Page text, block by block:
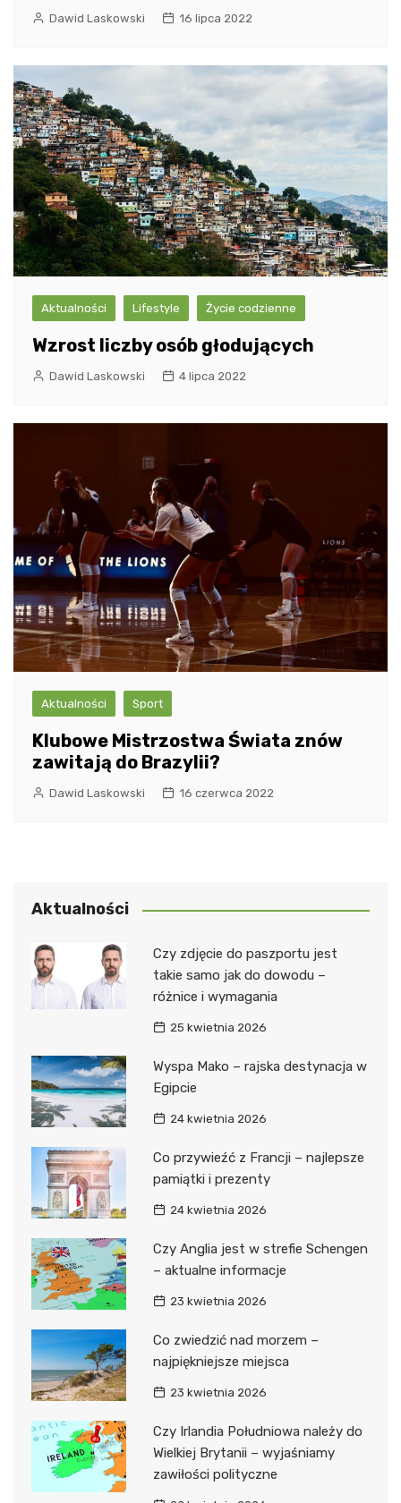
Dawid Laskowski 16 lipca 2022
Aktualności Lifestyle Życie codzienne
Wzrost liczby osób głodujących
Dawid Laskowski 4 lipca 2022
Aktualności Sport
Klubowe Mistrzostwa Świata znów
zawitają do Brazylii?
Dawid Laskowski 16 czerwca 2022
Aktualności
Czy zdjęcie do paszportu jest
takie samo jak do dowodu –
różnice i wymagania
25 kwietnia 2026
Wyspa Mako – rajska destynacja w
Egipcie
24 kwietnia 2026
Co przywieźć z Francji – najlepsze
pamiątki i prezenty
24 kwietnia 2026
Czy Anglia jest w strefie Schengen
– aktualne informacje
23 kwietnia 2026
Co zwiedzić nad morzem –
najpiękniejsze miejsca
23 kwietnia 2026
Czy Irlandia Południowa należy do
Wielkiej Brytanii – wyjaśniamy
zawiłości polityczne